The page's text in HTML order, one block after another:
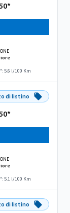
5.6 l/100 Km
di listino
5.1 l/100 Km
di listino